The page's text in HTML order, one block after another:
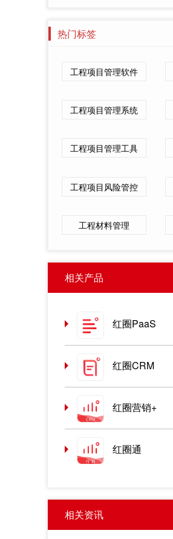
热门标签
工程项目管理软件
工程项目管理系统
工程项目管理工具
工程项目风险管控
工程材料管理
相关产品
红圈PaaS
红圈CRM
红圈营销+
红圈通
相关资讯